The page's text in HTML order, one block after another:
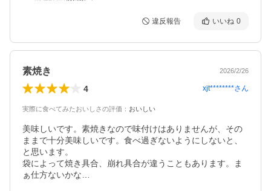
違反報告 いいね 0
素焼き 2026/2/26
4 xjt********さん
実際に食べてみたおいしさの評価 ： おいしい
美味しいです。素焼きなので味付けはありませんが、その
ままで十分美味しいです。食べ過ぎないようにしないと、
と思います。
袋によって焼き具合、崩れ具合が違うこともあります。ま
ぁ仕方ないかな…